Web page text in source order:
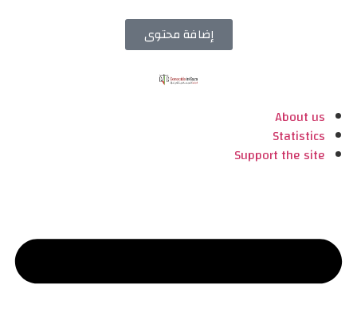
إضافة محتوى
About us
Statistics
Support the site